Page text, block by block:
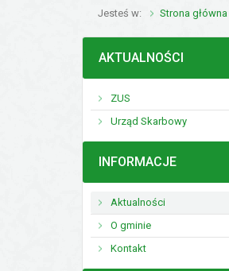
Jesteś w Strona główna
MENU
AKTUALNOŚCI
ZUS
Urząd Skarbowy
MENU
INFORMACJE
Aktualności
O gminie
Kontakt